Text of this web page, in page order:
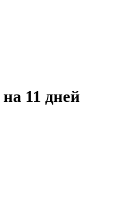
11 дней